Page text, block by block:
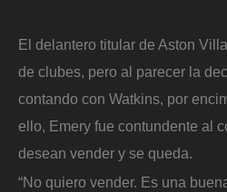
El delantero titular de Aston
de clubes, pero al parecer la
contando con Watkins, por
ello, Emery fue contundente al
desean vender y se queda.
“No quiero vender. Es una